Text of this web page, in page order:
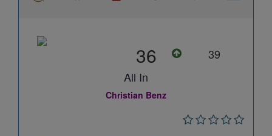
36
39
All In
Christian Benz